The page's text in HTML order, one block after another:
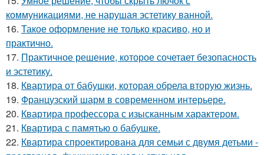
коммуникациями, не нарушая эстетику ванной.
16. Такое оформление не только красиво, но и
практично.
17. Практичное решение, которое сочетает безопасность
и эстетику.
18. Квартира от бабушки, которая обрела вторую жизнь.
19. Французский шарм в современном интерьере.
20. Квартира профессора с изысканным характером.
21. Квартира с памятью о бабушке.
22. Квартира спроектирована для семьи с двумя детьми -